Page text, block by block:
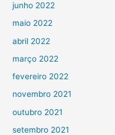
junho 2022
maio 2022
abril 2022
março 2022
fevereiro 2022
novembro 2021
outubro 2021
setembro 2021